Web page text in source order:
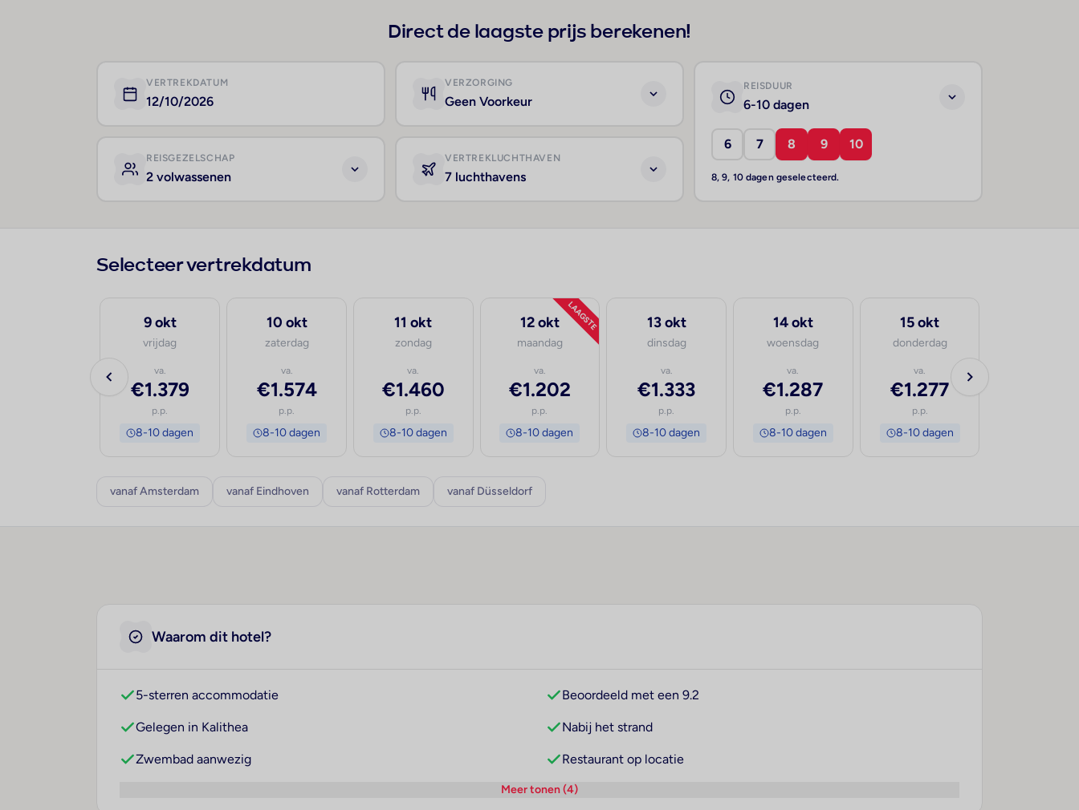
Direct de laagste prijs berekenen!
VERTREKDATUM
12/10/2026
VERZORGING
Geen Voorkeur
REISDUUR
6-10 dagen
6 7 8 9 10
8, 9, 10 dagen geselecteerd.
REISGEZELSCHAP
2 volwassenen
VERTREKLUCHTHAVEN
7 luchthavens
Selecteer vertrekdatum
9 okt
vrijdag
va.
€1.379
p.p.
8-10 dagen
10 okt
zaterdag
va.
€1.574
p.p.
8-10 dagen
11 okt
zondag
va.
€1.460
p.p.
8-10 dagen
LAAGSTE
12 okt
maandag
va.
€1.202
p.p.
8-10 dagen
13 okt
dinsdag
va.
€1.333
p.p.
8-10 dagen
14 okt
woensdag
va.
€1.287
p.p.
8-10 dagen
15 okt
donderdag
va.
€1.277
p.p.
8-10 dagen
vanaf Amsterdam vanaf Eindhoven vanaf Rotterdam vanaf Düsseldorf
Waarom dit hotel?
5-sterren accommodatie Beoordeeld met een 9.2
Gelegen in Kalithea Nabij het strand
Zwembad aanwezig Restaurant op locatie
Meer tonen (4)